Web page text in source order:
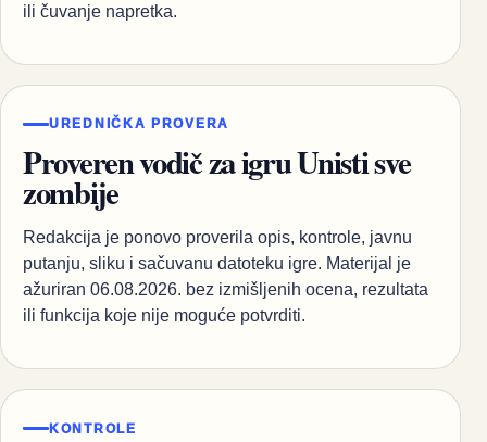
ili čuvanje napretka.
UREDNIČKA PROVERA
Proveren vodič za igru Unisti sve
zombije
Redakcija je ponovo proverila opis, kontrole, javnu
putanju, sliku i sačuvanu datoteku igre. Materijal je
ažuriran 06.08.2026. bez izmišljenih ocena, rezultata
ili funkcija koje nije moguće potvrditi.
KONTROLE